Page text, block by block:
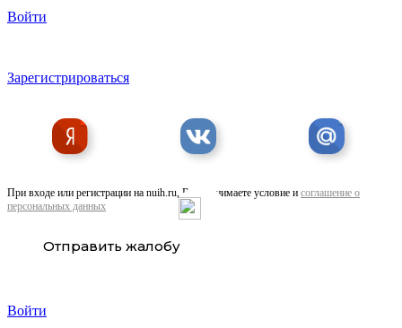
Войти
Зарегистрироваться
При входе или регистрации на nuih.ru, Вы принимаете условие и соглашение о
персональных данных
Отправить жалобу
Войти